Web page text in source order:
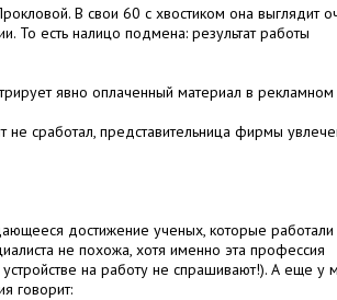
В свои 60 с хвостиком она выглядит
То есть налицо подмена: результат работы
явно оплаченный материал в рекламном
не сработал, представительница фирмы
достижение ученых, которые
не похожа, хотя именно эта профессия
на работу не спрашивают!). А еще у
говорит: